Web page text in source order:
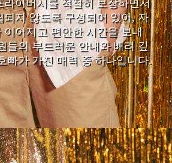
라이버시를 적절히 보장하면서
되지 않도록 구성되어 있어, 자
이어지고 편안한 시간을 보내
들의 부드러운 안내와 배려 깊
빠가 가진 매력 중 하나입니다.